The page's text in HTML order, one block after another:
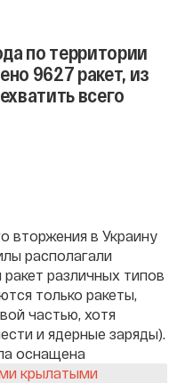
по территории
9627 ракет, из
всего
вторжения в Украину
располагали
различных типов
только ракеты,
частью, хотя
и ядерные заряды).
оснащена
крылатыми